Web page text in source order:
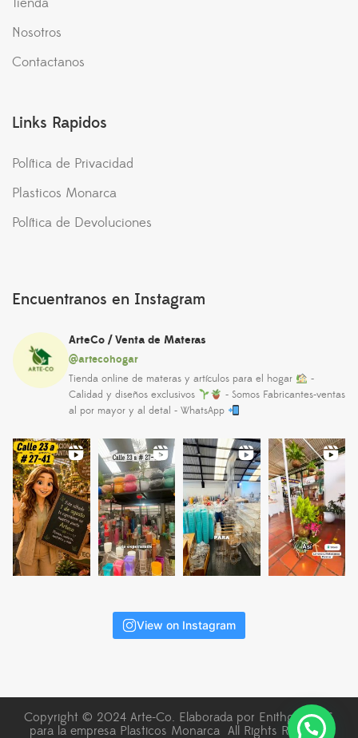
Nosotros
Contactanos
Links Rapidos
Política de Privacidad
Plasticos Monarca
Política de Devoluciones
Encuentranos en Instagram
ArteCo / Venta de Materas
@artecohogar
Tienda online de materas y artículos para el hogar
-
Calidad y diseños exclusivos
- Somos Fabricantes-ventas
al por mayor y al detal - WhatsApp
View on Instagram
Copyright © 2024 Arte-Co. Elaborada por Enithgma SAS
para la empresa Plasticos Monarca All Rights Reserved